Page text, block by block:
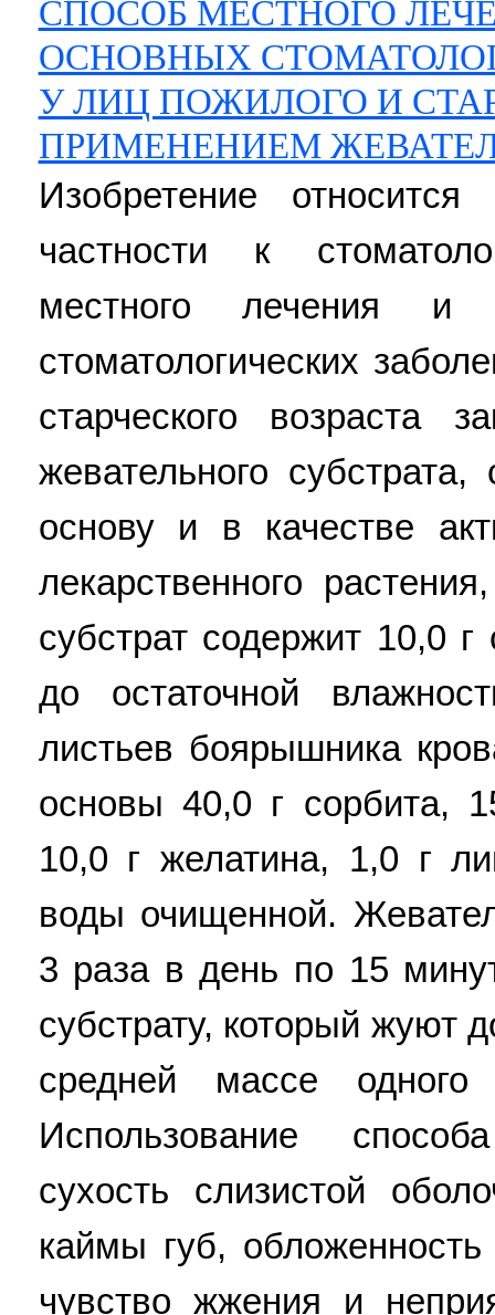
СПОСОБ МЕСТНОГО
ОСНОВНЫХ
У ЛИЦ ПОЖИЛОГО И
ПРИМЕНЕНИЕМ
Изобретение
частности к
местного лечения и
стоматологических
старческого возраста
жевательного
основу и в качестве
лекарственного
субстрат содержит 10,0
до остаточной
листьев боярышника
основы 40,0 г сорбита,
10,0 г желатина, 1,0 г
воды очищенной.
3 раза в день по 15
субстрату, который жуют
средней массе
Использование
сухость слизистой
каймы губ,
чувство жжения и